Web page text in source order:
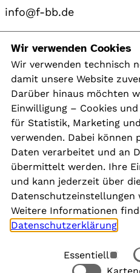
info@f-bb.de
Navigation
Kontakt
Presse
Aktuelles
Karriere
Newsletter
Social Media
Rechtliches
Wir verwenden Cookies
Wir verwenden technisch
damit unsere Website
Darüber hinaus möchten
Einwilligung – Cookies
für Statistik, Marketing
verwenden. Dabei können
Daten verarbeitet und an
übermittelt werden. Ihre
und kann jederzeit über
Datenschutzeinstellungen
Weitere Informationen
Datenschutzerklärung
Essentiell